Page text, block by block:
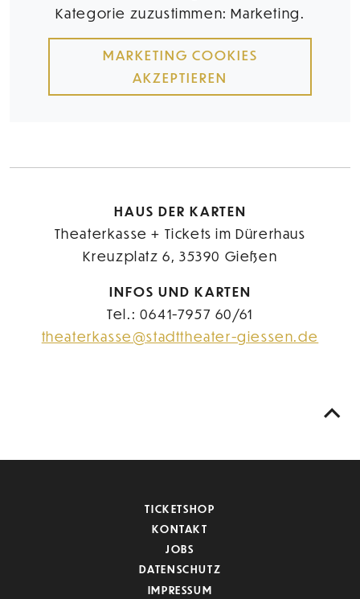
Kategorie zuzustimmen: Marketing.
MARKETING COOKIES
AKZEPTIEREN
HAUS DER KARTEN
Theaterkasse + Tickets im Dürerhaus
Kreuzplatz 6, 35390 Gießen
INFOS UND KARTEN
Tel.: 0641-7957 60/61
theaterkasse@stadttheater-giessen.de
TICKETSHOP
KONTAKT
JOBS
DATENSCHUTZ
IMPRESSUM